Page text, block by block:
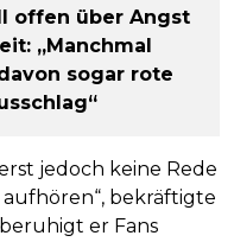
offen über Angst
„Manchmal
sogar rote
jedoch keine Rede
bekräftigte
er Fans